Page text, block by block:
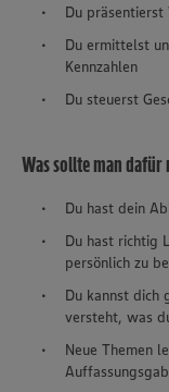
Du
Du ermittelst
Kennzahlen
Du steuerst
Was sollte man
Du hast dein
Du hast richtig
persönlich zu
Du kannst dich
versteht, was
Neue Themen